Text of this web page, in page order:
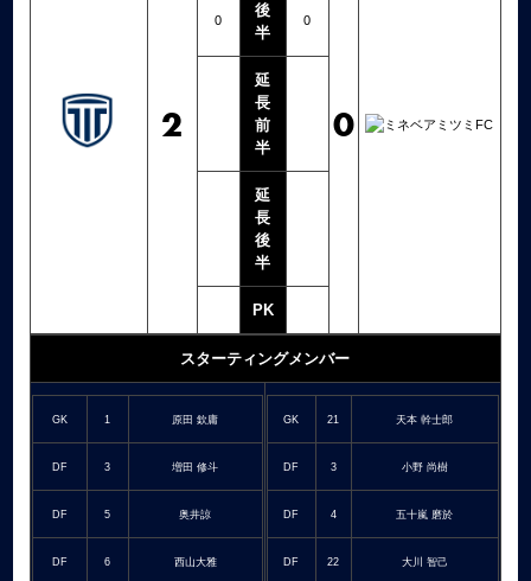
2 0
0
後
半
0
延
長
前
半
延
長
後
半
PK
スターティングメンバー
GK 1 原田 欽庸
DF 3 増田 修斗
DF 5 奥井諒
DF 6 西山大雅
GK 21 天本 幹士郎
DF 3 小野 尚樹
DF 4 五十嵐 磨於
DF 22 大川 智己